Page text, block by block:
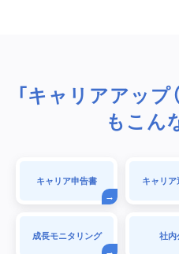
「キャリアアップ
もこん
キャリア申告書 キャリ
成長モニタリング 社内